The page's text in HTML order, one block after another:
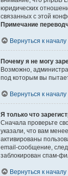
юридических
связанных с этой
Примечание
Вернуться к началу
Почему я не могу
Возможно,
под которым вы
Вернуться к началу
Я только что
Сначала проверьте
указали, что вам
активированы
email-сообщение,
заблокирован спам-
Вернуться к началу